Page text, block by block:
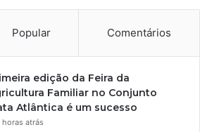
Popular Comentários
edição da Feira da
Familiar no Conjunto
Atlântica é um sucesso
horas atrás